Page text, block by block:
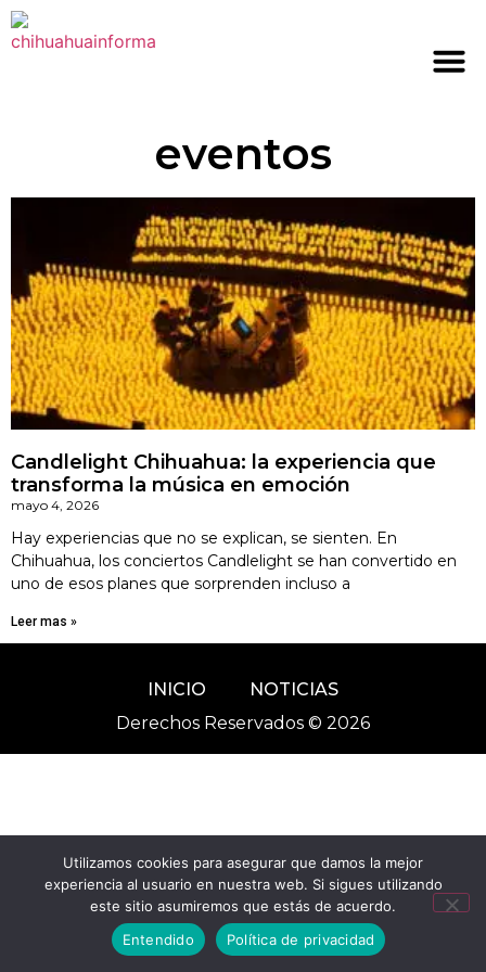
eventos
Candlelight Chihuahua: la experiencia que
transforma la música en emoción
mayo 4, 2026
Hay experiencias que no se explican, se sienten. En
Chihuahua, los conciertos Candlelight se han convertido en
uno de esos planes que sorprenden incluso a
Leer mas »
INICIO
NOTICIAS
Derechos Reservados © 2026
Utilizamos cookies para asegurar que damos la mejor
experiencia al usuario en nuestra web. Si sigues utilizando
este sitio asumiremos que estás de acuerdo.
Entendido
Política de privacidad